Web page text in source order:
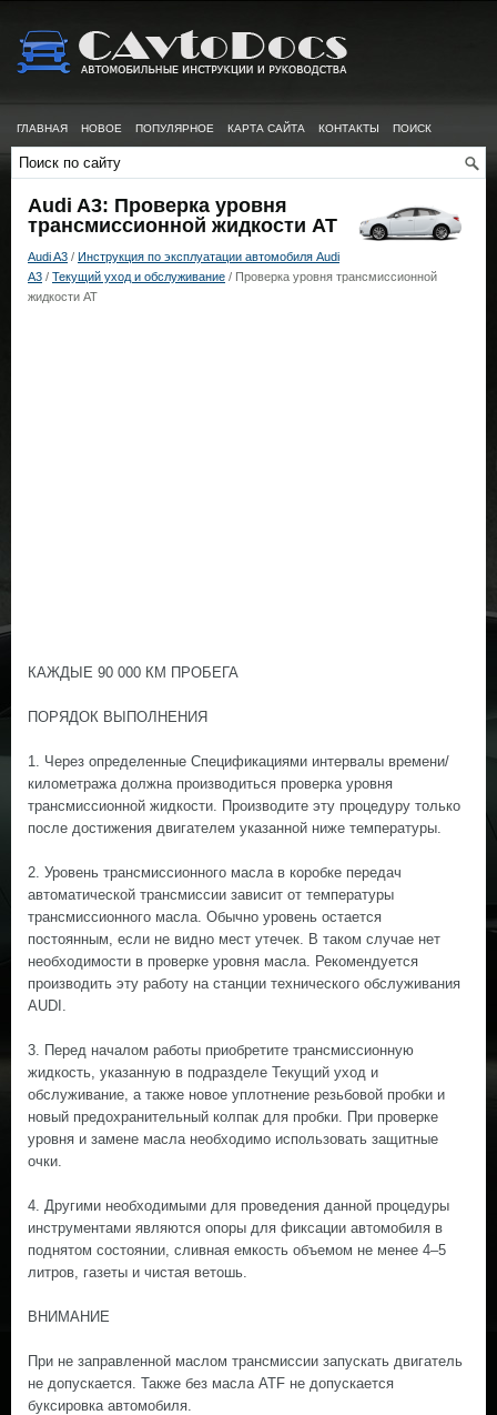
ГЛАВНАЯ НОВОЕ ПОПУЛЯРНОЕ КАРТА САЙТА КОНТАКТЫ ПОИСК
Audi A3: Проверка уровня
трансмиссионной жидкости АТ
Audi A3 / Инструкция по эксплуатации автомобиля Audi
A3 / Текущий уход и обслуживание / Проверка уровня трансмиссионной
жидкости АТ
КАЖДЫЕ 90 000 КМ ПРОБЕГА
ПОРЯДОК ВЫПОЛНЕНИЯ
1. Через определенные Спецификациями интервалы времени/
километража должна производиться проверка уровня
трансмиссионной жидкости. Производите эту процедуру только
после достижения двигателем указанной ниже температуры.
2. Уровень трансмиссионного масла в коробке передач
автоматической трансмиссии зависит от температуры
трансмиссионного масла. Обычно уровень остается
постоянным, если не видно мест утечек. В таком случае нет
необходимости в проверке уровня масла. Рекомендуется
производить эту работу на станции технического обслуживания
AUDI.
3. Перед началом работы приобретите трансмиссионную
жидкость, указанную в подразделе Текущий уход и
обслуживание, а также новое уплотнение резьбовой пробки и
новый предохранительный колпак для пробки. При проверке
уровня и замене масла необходимо использовать защитные
очки.
4. Другими необходимыми для проведения данной процедуры
инструментами являются опоры для фиксации автомобиля в
поднятом состоянии, сливная емкость объемом не менее 4–5
литров, газеты и чистая ветошь.
ВНИМАНИЕ
При не заправленной маслом трансмиссии запускать двигатель
не допускается. Также без масла ATF не допускается
буксировка автомобиля.